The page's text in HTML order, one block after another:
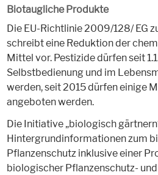
Biotaugliche Produkte
Die EU-Richtlinie 2009/128/ EG
schreibt eine Reduktion der
Mittel vor. Pestizide dürfen seit
Selbstbedienung und im
werden, seit 2015 dürfen einige
angeboten werden.
Die Initiative „biologisch
Hintergrundinformationen zum
Pflanzenschutz inklusive einer
biologischer Pflanzenschutz-